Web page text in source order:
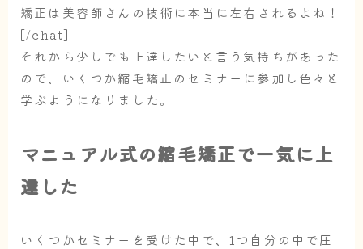
矯正は美容師さんの技術に本当に左右されるよね！
[/chat]
それから少しでも上達したいと言う気持ちがあった
ので、いくつか縮毛矯正のセミナーに参加し色々と
学ぶようになりました。
マニュアル式の縮毛矯正で一気に上
達した
いくつかセミナーを受けた中で、1つ自分の中で圧